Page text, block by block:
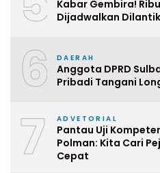
Kabar Gembira!
Dijadwalkan
6 DAERAH
Anggota DPRD
Pribadi Tangani
7 ADVETORIAL
Pantau Uji
Polman: Kita Cari
Cepat